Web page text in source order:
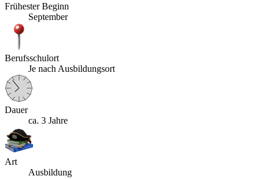
Frühester Beginn
September
Berufsschulort
Je nach Ausbildungsort
Dauer
ca. 3 Jahre
Art
Ausbildung